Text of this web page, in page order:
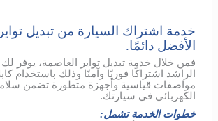
خدمة اشتراك السيارة من تبديل
الأفضل دائمًا.
فمن خلال خدمة تبديل تواير العاصمة، يوفر
الراشد اشتراكًا فوريًا وآمنًا وذلك باستخدام
مواصفات قياسية وأجهزة متطورة تضمن
الكهربائي في سيارتك.
خطوات الخدمة تشمل: